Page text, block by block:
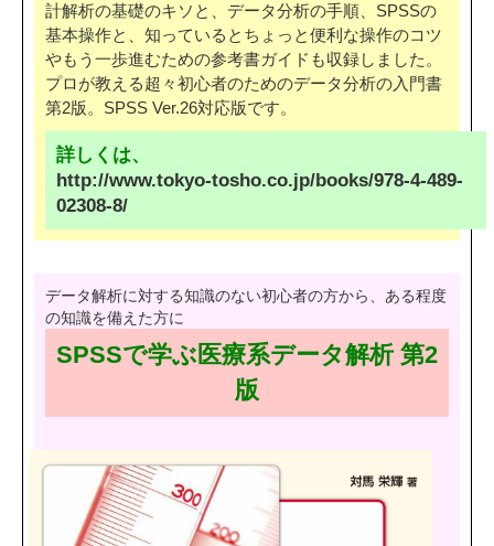
計解析の基礎のキソと、データ分析の手順、SPSSの
基本操作と、知っているとちょっと便利な操作のコツ
やもう一歩進むための参考書ガイドも収録しました。
プロが教える超々初心者のためのデータ分析の入門書
第2版。SPSS Ver.26対応版です。
詳しくは、
http://www.tokyo-tosho.co.jp/books/978-4-489-
02308-8/
データ解析に対する知識のない初心者の方から、ある程度
の知識を備えた方に
SPSSで学ぶ医療系データ解析 第2
版